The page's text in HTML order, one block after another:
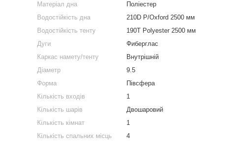
Матеріал дна
Поліестер
Водостійкість дна
210D P/Oxford 2500 мм
Водостійкість тенту
190T Polyester 2500 мм
Дуги
Фиберглас
Каркас намету/тенту
Внутрішній
Діаметр
9.5
Форма
Півсфера
Кількість входів
1
Кількість шарів
Двошаровий
Кількість кімнат
1
Кількість спальних місць
4